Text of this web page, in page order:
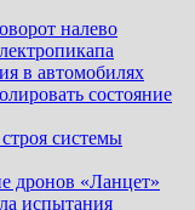
налево
в автомобилях
состояние
системы
дронов «Ланцет»
испытания